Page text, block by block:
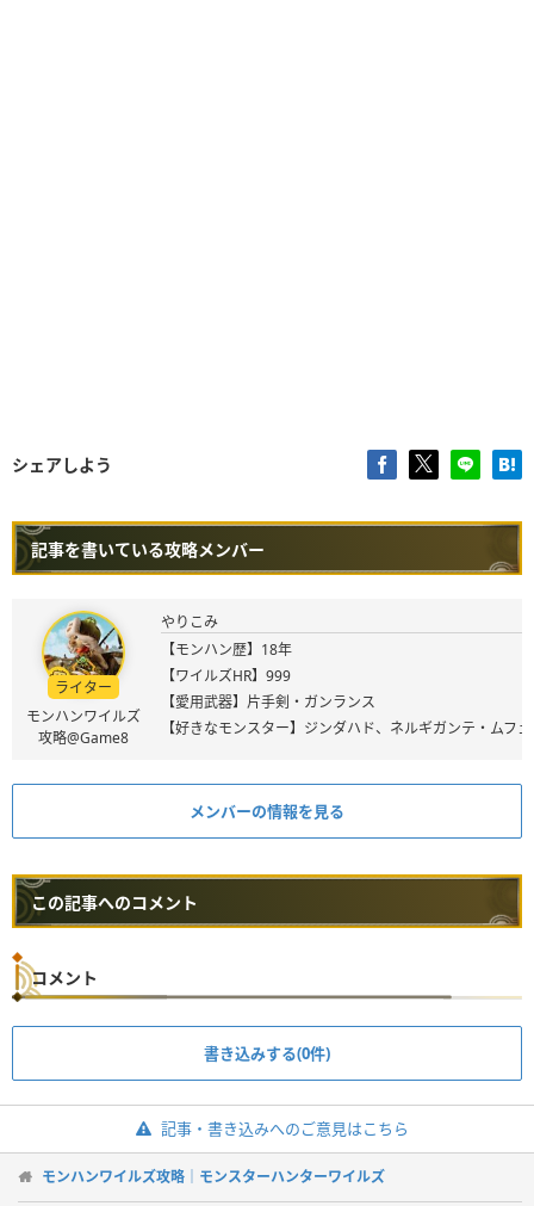
シェアしよう
記事を書いている攻略メンバー
ライター
モンハンワイルズ
攻略@Game8
やりこみ
【モンハン歴】18年
【ワイルズHR】999
【愛用武器】片手剣・ガンランス
【好きなモンスター】ジンダハド、ネルギガンテ・ムフ
メンバーの情報を見る
この記事へのコメント
コメント
書き込みする(0件)
記事・書き込みへのご意見はこちら
モンハンワイルズ攻略｜モンスターハンターワイルズ